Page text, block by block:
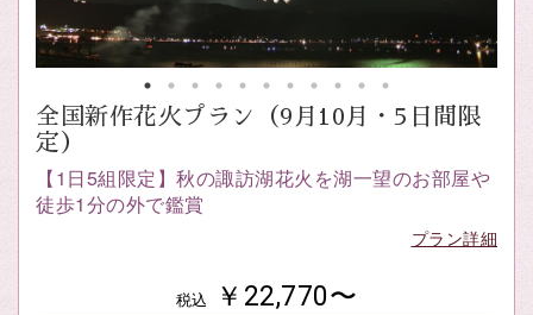
全国新作花火プラン（9月10月・5日間限
定）
【1日5組限定】秋の諏訪湖花火を湖一望のお部屋や
徒歩1分の外で鑑賞
プラン詳細
税込 ￥22,770〜